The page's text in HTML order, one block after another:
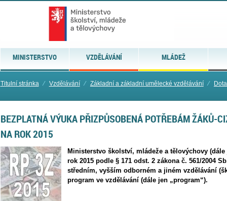
MINISTERSTVO VZDĚLÁVÁNÍ MLÁDEŽ
Titulní stránka ⁄ Vzdělávání ⁄ Základní a základní umělecké vzdělávání ⁄
BEZPLATNÁ VÝUKA PŘIZPŮSOBENÁ POTŘEBÁM ŽÁKŮ-
NA ROK 2015
Ministerstvo školství, mládeže a tělovýchovy
rok 2015 podle § 171 odst. 2 zákona č. 561/2004
středním, vyšším odborném a jiném vzdělávání
program ve vzdělávání (dále jen „program“).